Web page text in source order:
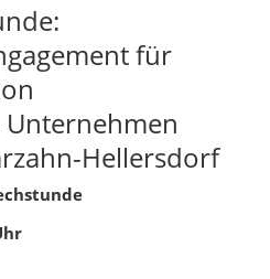
für
Unternehmen
Hellersdorf